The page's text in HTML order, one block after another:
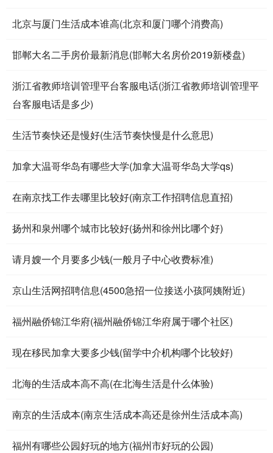
北京与厦门生活成本谁高(北京和厦门哪个消费高)
邯郸大名二手房价最新消息(邯郸大名房价2019新楼盘)
浙江省教师培训管理平台客服电话(浙江省教师培训管理平
台客服电话是多少)
生活节奏快还是慢好(生活节奏快慢是什么意思)
加拿大温哥华岛有哪些大学(加拿大温哥华岛大学qs)
在南京找工作去哪里比较好(南京工作招聘信息直招)
扬州和泉州哪个城市比较好(扬州和徐州比哪个好)
请月嫂一个月要多少钱(一般月子中心收费标准)
京山生活网招聘信息(4500急招一位接送小孩阿姨附近)
福州融侨锦江华府(福州融侨锦江华府属于哪个社区)
现在移民加拿大要多少钱(留学中介机构哪个比较好)
北海的生活成本高不高(在北海生活是什么体验)
南京的生活成本(南京生活成本高还是徐州生活成本高)
福州有哪些公园好玩的地方(福州市好玩的公园)